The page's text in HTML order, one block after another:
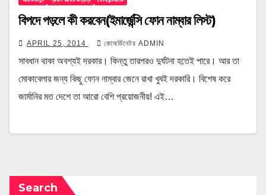
বিপদে পড়লে কী করবেন(ইমার্জেন্সি ফোন নাম্বার লিস্ট)
APRIL 25, 2014 কোঅর্ডিনেটর ADMIN
সাবধান থাকা অবশ্যই দরকার। কিন্তু তারপরও দুর্ঘটনা হতেই পারে। আর তা
মোকাবেলার জন্য কিছু ফোন নাম্বার জেনে রাখা খুবই দরকারি। বিশেষ করে
জার্মানির মত দেশে তা আরো বেশি প্রয়োজনীয়! এই…
Search